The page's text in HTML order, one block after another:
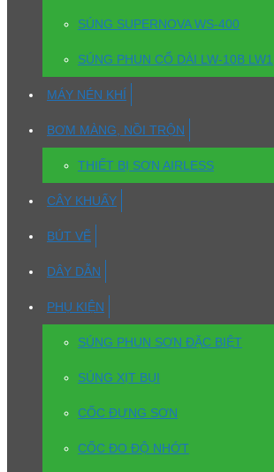
SÚNG SUPERNOVA WS-400
SÚNG PHUN CỔ DÀI LW-10B LW1
MÁY NÉN KHÍ
BƠM MÀNG, NỒI TRỘN
THIẾT BỊ SƠN AIRLESS
CÂY KHUẤY
BÚT VẼ
DÂY DẪN
PHỤ KIỆN
SÚNG PHUN SƠN ĐẶC BIỆT
SÚNG XỊT BỤI
CỐC ĐỰNG SƠN
CỐC ĐO ĐỘ NHỚT